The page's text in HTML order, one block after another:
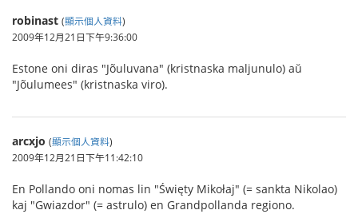
robinast (顯示個人資料)
2009年12月21日下午9:36:00
Estone oni diras "Jõuluvana" (kristnaska maljunulo) aŭ
"Jõulumees" (kristnaska viro).
arcxjo (顯示個人資料)
2009年12月21日下午11:42:10
En Pollando oni nomas lin "Święty Mikołaj" (= sankta Nikolao)
kaj "Gwiazdor" (= astrulo) en Grandpollanda regiono.